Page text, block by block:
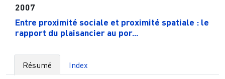
2007
Entre proximité sociale et proximité spatiale : le
rapport du plaisancier au por...
Résumé Index